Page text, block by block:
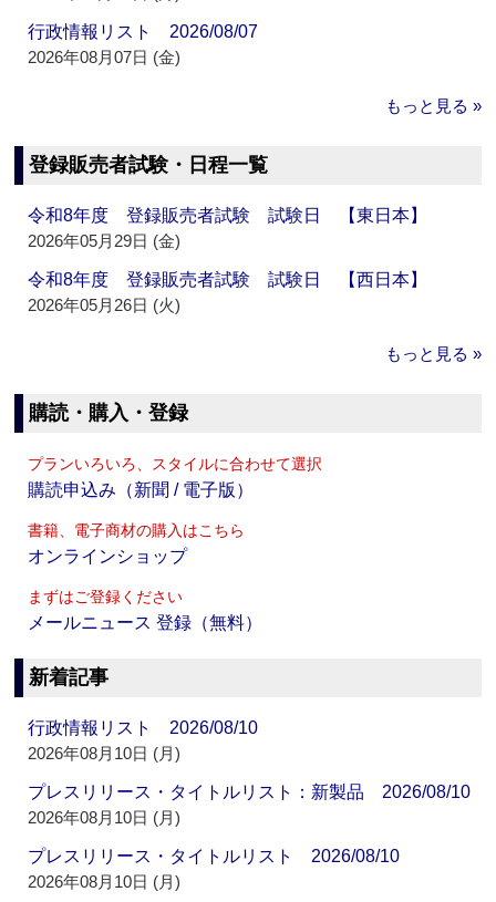
行政情報リスト 2026/08/07
2026年08月07日 (金)
もっと見る »
登録販売者試験・日程一覧
令和8年度 登録販売者試験 試験日 【東日本】
2026年05月29日 (金)
令和8年度 登録販売者試験 試験日 【西日本】
2026年05月26日 (火)
もっと見る »
購読・購入・登録
プランいろいろ、スタイルに合わせて選択
購読申込み（新聞 / 電子版）
書籍、電子商材の購入はこちら
オンラインショップ
まずはご登録ください
メールニュース 登録（無料）
新着記事
行政情報リスト 2026/08/10
2026年08月10日 (月)
プレスリリース・タイトルリスト：新製品 2026/08/10
2026年08月10日 (月)
プレスリリース・タイトルリスト 2026/08/10
2026年08月10日 (月)